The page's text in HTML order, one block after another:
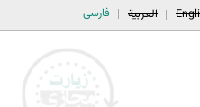
فارسی العربية